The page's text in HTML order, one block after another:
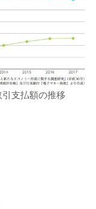
支払額の推移